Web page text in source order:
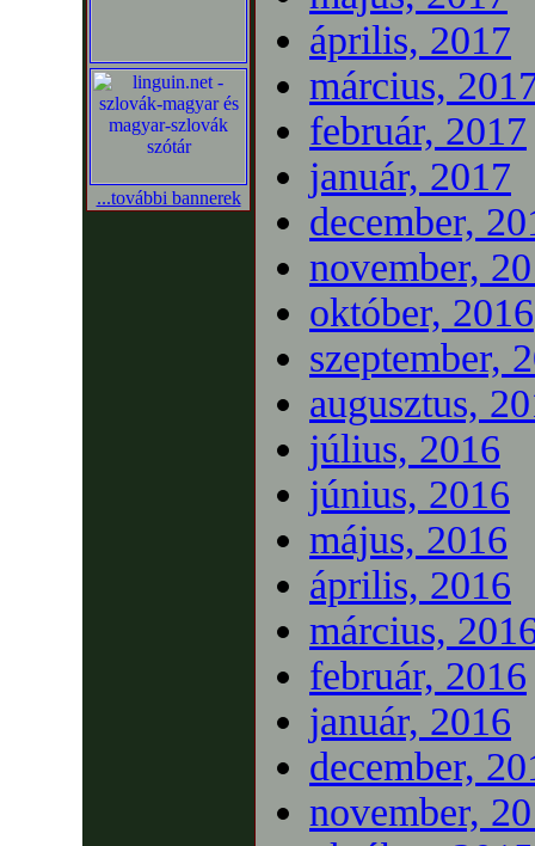
...további bannerek
április, 2017
március,
február, 2017
január, 2017
december,
november,
október, 2016
szeptember,
augusztus,
július, 2016
június, 2016
május, 2016
április, 2016
március,
február, 2016
január, 2016
december,
november,